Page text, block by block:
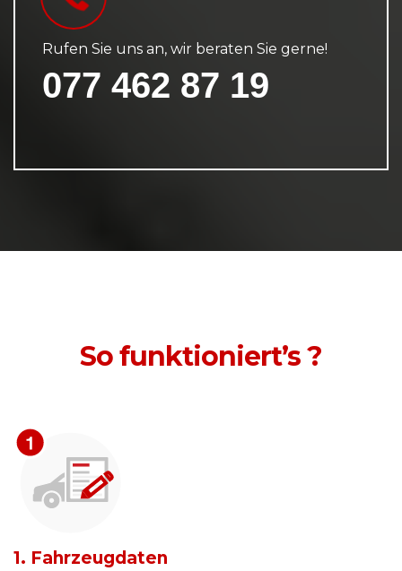
Rufen Sie uns an, wir beraten Sie gerne!
077 462 87 19
So funktioniert’s ?
1. Fahrzeugdaten